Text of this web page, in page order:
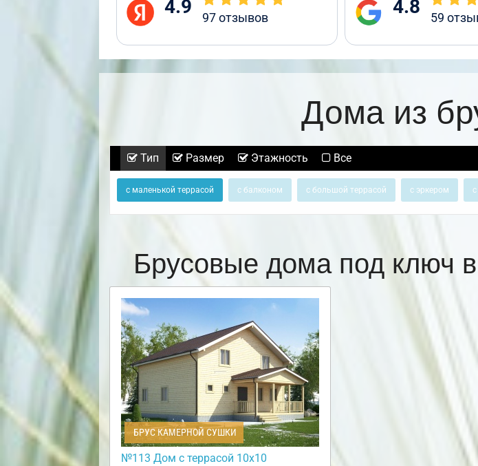
4.9 97отзывов 4.8 59
Дома из
Тип Размер Этажность Все
с маленькой террасой с балконом с большой террасой с эркером
Брусовые дома под ключ
БРУС КАМЕРНОЙ СУШКИ
№113 Дом с террасой 10х10